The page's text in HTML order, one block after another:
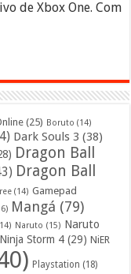
de Xbox One. Com
(25) Boruto (14)
Dark Souls 3 (38)
Dragon Ball
Dragon Ball
(14) Gamepad
Mangá (79)
Naruto (15) Naruto
Storm 4 (29) NiER
Playstation (18)